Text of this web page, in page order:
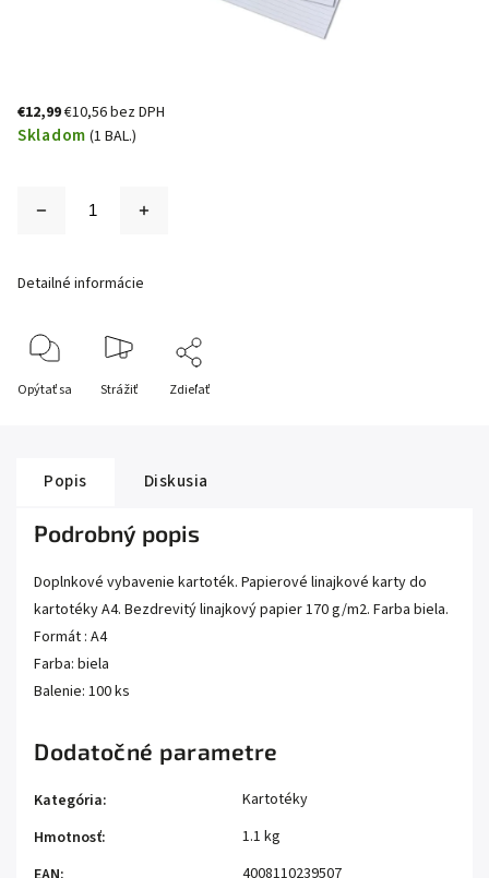
€12,99€10,56 bez DPH
Skladom (1 BAL.)
Detailné informácie
Opýtať sa Strážiť Zdieľať
Popis Diskusia
Podrobný popis
Doplnkové vybavenie kartoték. Papierové linajkové karty do
kartotéky A4. Bezdrevitý linajkový papier 170 g/m2. Farba biela.
Formát : A4
Farba: biela
Balenie: 100 ks
Dodatočné parametre
Kategória:
Kartotéky
Hmotnosť:
1.1 kg
4008110239507